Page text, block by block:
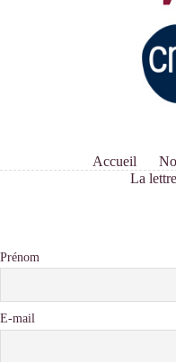
Accueil
La
Prénom
E-mail